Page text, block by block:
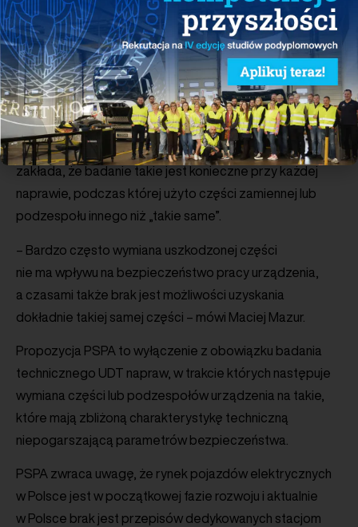
samochodów elektrycznych. W związku z tym
zaproponowano wprowadzenie regulacji, że jedynie
awarie stanowiące realne zagrożenie skutkować
powinny wyłączeniem stacji.
Niezbędna jest także zmiana definicji modernizacji
i naprawy urządzenia, po której wymagana będzie
kolejna kontrola techniczna UDT. Obecny przepis
zakłada, że badanie takie jest konieczne przy każdej
naprawie, podczas której użyto części zamiennej lub
podzespołu innego niż „takie same”.
– Bardzo często wymiana uszkodzonej części
nie ma wpływu na bezpieczeństwo pracy urządzenia,
a czasami także brak jest możliwości uzyskania
dokładnie takiej samej części – mówi Maciej Mazur.
Propozycja PSPA to wyłączenie z obowiązku badania
technicznego UDT napraw, w trakcie których następuje
wymiana części lub podzespołów urządzenia na takie,
które mają zbliżoną charakterystykę techniczną
niepogarszającą parametrów bezpieczeństwa.
PSPA zwraca uwagę, że rynek pojazdów elektrycznych
w Polsce jest w początkowej fazie rozwoju i aktualnie
w Polsce brak jest przepisów dedykowanych stacjom